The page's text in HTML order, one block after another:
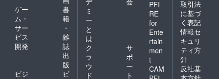
ゲー
ム・
サー
ビス
開発
書
籍
・
雑
誌
出
版
ビジ
ビ
ミ
ー
と
は
ク
ラ
ウ
ド
サ
ポ
ー
ト
PFI
RE
for
Ente
rtain
men
t
CAM
取引法
に基づ
く表記
情報セ
キュリ
ティ方
針
反社基